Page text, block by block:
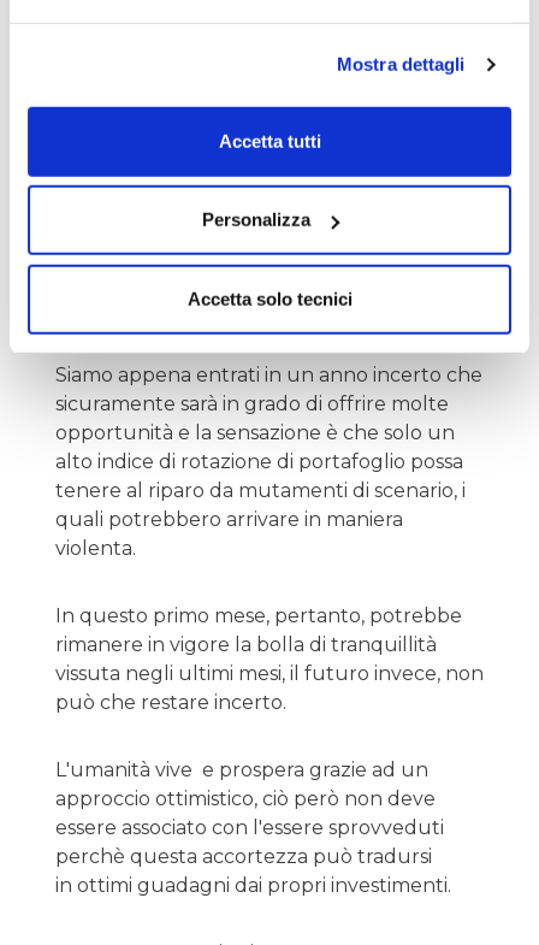
Mostra dettagli
Accetta tutti
Personalizza
Accetta solo tecnici
Nel caso della pandemia da Covid, invece,
abbiamo visto una Bce molto più reattiva e
veloce della stessa Federal Reserve,
dando, se non altro, prova di aver imparato
la lezione dagli errori commessi in passato,
Siamo appena entrati in un anno incerto che
sicuramente sarà in grado di offrire molte
opportunità e la sensazione è che solo un
alto indice di rotazione di portafoglio possa
tenere al riparo da mutamenti di scenario, i
quali potrebbero arrivare in maniera
violenta.
In questo primo mese, pertanto, potrebbe
rimanere in vigore la bolla di tranquillità
vissuta negli ultimi mesi, il futuro invece, non
può che restare incerto.
L'umanità vive e prospera grazie ad un
approccio ottimistico, ciò però non deve
essere associato con l'essere sprovveduti
perchè questa accortezza può tradursi
in ottimi guadagni dai propri investimenti.